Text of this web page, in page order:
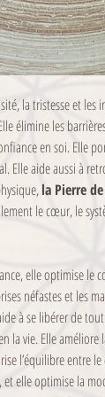
la tristesse et
élimine les
en soi. Elle
Elle aide aussi à
la Pierre
le cœur, le
elle optimise le
néfastes et les
à se libérer de
la vie. Elle améliore
l’équilibre entre
et elle optimise la